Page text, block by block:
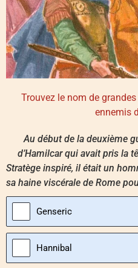
Trouvez le nom de
ennemis
Au début de la deuxième
d’Hamilcar qui avait pris la
Stratège inspiré, il était un
sa haine viscérale de Rome
Genseric
Hannibal